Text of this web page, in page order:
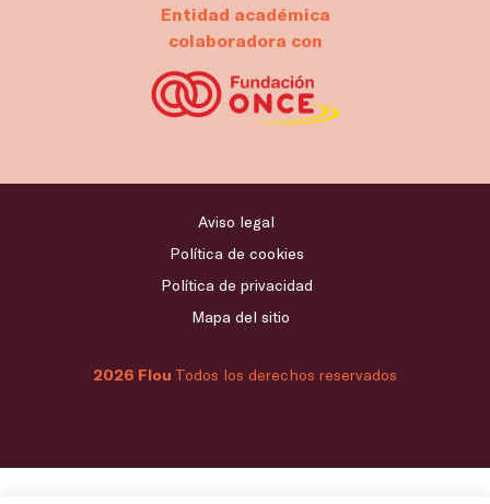
Entidad académica
colaboradora con
2026 Flou Todos los derechos reservados
Aviso legal
Política de cookies
Política de privacidad
Mapa del sitio